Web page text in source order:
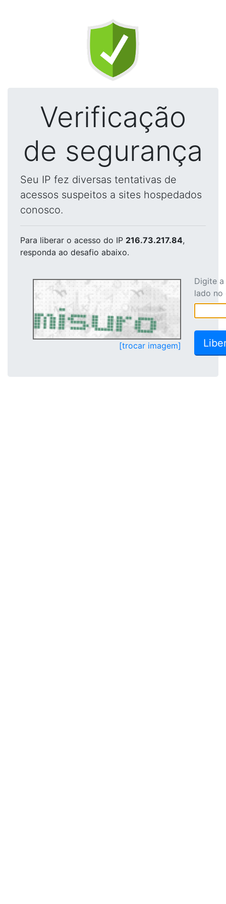
Verificação
de segurança
Seu IP fez diversas tentativas de
acessos suspeitos a sites hospedados
conosco.
Para liberar o acesso do IP 216.73.217.84,
responda ao desafio abaixo.
[trocar imagem]
Digite
lado no